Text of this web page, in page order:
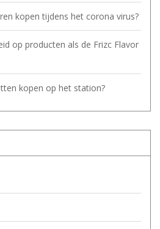
kopen tijdens het corona virus?
op producten als de Frizc Flavor
kopen op het station?